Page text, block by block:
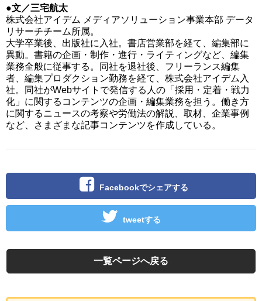
●文／三宅航太
株式会社アイデム メディアソリューション事業本部 データ
リサーチチーム所属。
大学卒業後、出版社に入社。書店営業部を経て、編集部に
異動。書籍の企画・制作・進行・ライティングなど、編集
業務全般に従事する。同社を退社後、フリーランス編集
者、編集プロダクション勤務を経て、株式会社アイデム入
社。同社がWebサイトで発信する人の「採用・定着・戦力
化」に関するコンテンツの企画・編集業務を担う。働き方
に関するニュースの考察や労働法の解説、取材、企業事例
など、さまざまな記事コンテンツを作成している。
Facebookでシェアする
tweetする
一覧ページへ戻る